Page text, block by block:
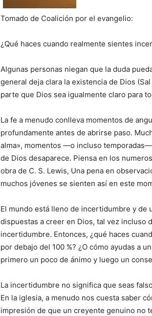
Tomado de Coalición por el evangelio:
¿Qué haces cuando realmente sientes
Algunas personas niegan que la duda
general deja clara la existencia de Dios
parte que Dios sea igualmente claro para
La fe a menudo conlleva momentos de
profundamente antes de abrirse paso.
alma», momentos —o incluso
de Dios desaparece. Piensa en los
obra de C. S. Lewis, Una pena en
muchos jóvenes se sienten así en este
El mundo está lleno de incertidumbre y de
dispuestas a creer en Dios, tal vez incluso
incertidumbre. Entonces, ¿qué haces
por debajo del 100 %? ¿O cómo ayudas a
primero un poco de ánimo y luego un
La incertidumbre no significa que seas
En la iglesia, a menudo nos cuesta saber
impresión de que un creyente genuino no